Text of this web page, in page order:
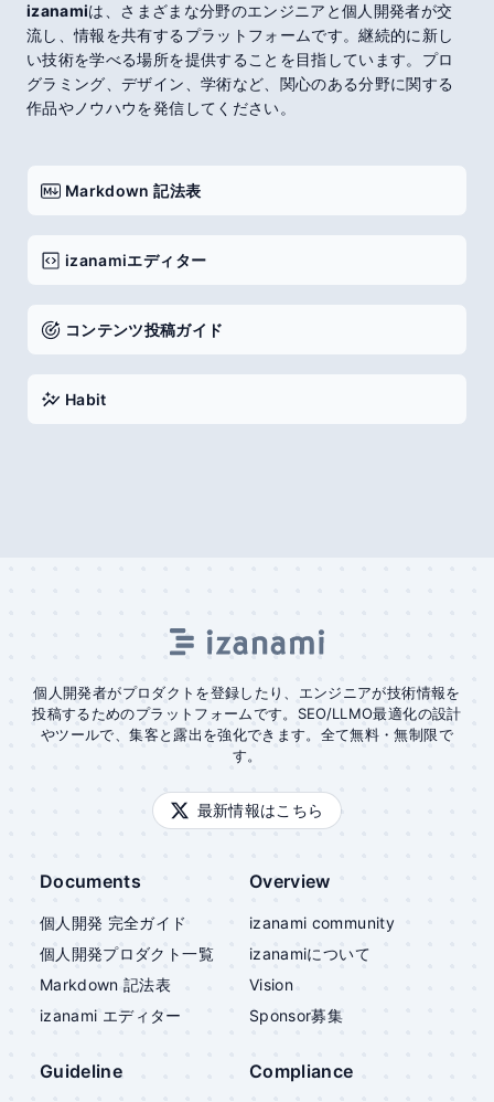
izanamiは、さまざまな分野のエンジニアと個人開発者が交
流し、情報を共有するプラットフォームです。継続的に新し
い技術を学べる場所を提供することを目指しています。プロ
グラミング、デザイン、学術など、関心のある分野に関する
作品やノウハウを発信してください。
Markdown 記法表
izanamiエディター
コンテンツ投稿ガイド
Habit
個人開発者がプロダクトを登録したり、エンジニアが技術情報を
投稿するためのプラットフォームです。SEO/LLMO最適化の設計
やツールで、集客と露出を強化できます。全て無料・無制限で
す。
最新情報はこちら
Documents
個人開発 完全ガイド
個人開発プロダクト一覧
Markdown 記法表
izanami エディター
Overview
izanami community
izanamiについて
Vision
Sponsor募集
Guideline Compliance